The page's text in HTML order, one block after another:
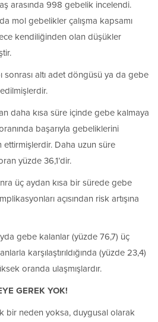
arasında 998 gebelik incelendi.
mol gebelikler çalışma kapsamı
kendiliğinden olan düşükler
sonrası altı adet döngüsü ya da gebe
daha kısa süre içinde gebe kalmaya
başarıyla gebeliklerini
Daha uzun süre
yüzde 36,1’dir.
üç aydan kısa bir sürede gebe
açısından risk artışına
gebe kalanlar (yüzde 76,7) üç
karşılaştırıldığında (yüzde 23,4)
oranda ulaşmışlardır.
GEREK YOK!
bir neden yoksa, duygusal olarak